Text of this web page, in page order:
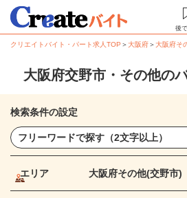
後
クリエイトバイト・パート求人TOP ＞大阪府＞大阪府そ
大阪府交野市・その他の
検索条件の設定
エリア 大阪府その他(交野市)